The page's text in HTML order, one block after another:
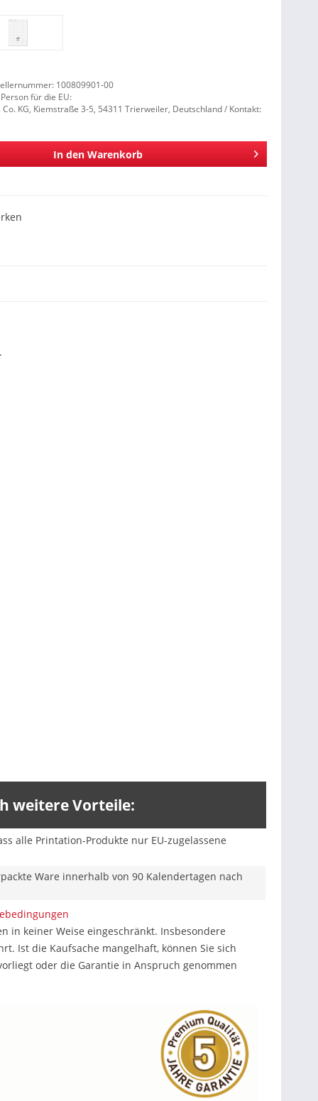
100809901-00
für die EU:
KG, Kiemstraße 3-5, 54311 Trierweiler, Deutschland / Kontakt:
In den Warenkorb
weitere Vorteile:
alle Printation-Produkte nur EU-zugelassene
Ware innerhalb von 90 Kalendertagen nach
in keiner Weise eingeschränkt. Insbesondere
Ist die Kaufsache mangelhaft, können Sie sich
oder die Garantie in Anspruch genommen